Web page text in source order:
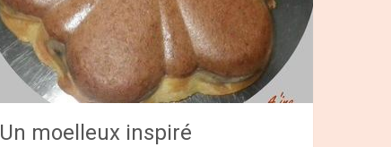
Un moelleux inspiré